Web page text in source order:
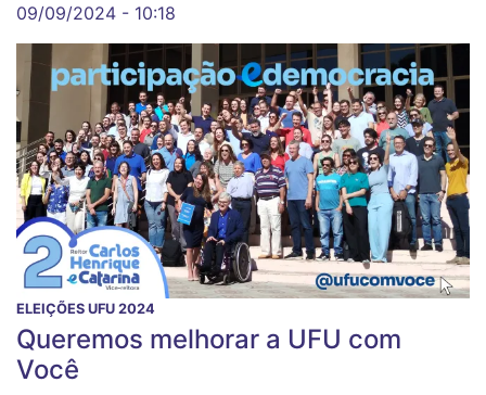
09/09/2024 - 10:18
ELEIÇÕES UFU 2024
Queremos melhorar a UFU com
Você